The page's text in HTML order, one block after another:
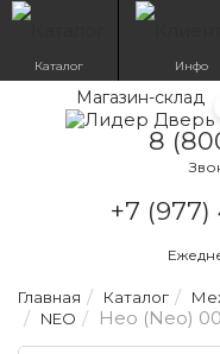
Магазин-склад
8
+7 (977)
Каталог Инфо
Главная Каталог
NEO
Нео (Neo)